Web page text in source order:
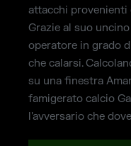
attacchi provenienti
Grazie al suo
operatore in grado
che calarsi.
su una finestra
famigerato calcio
l'avversario che